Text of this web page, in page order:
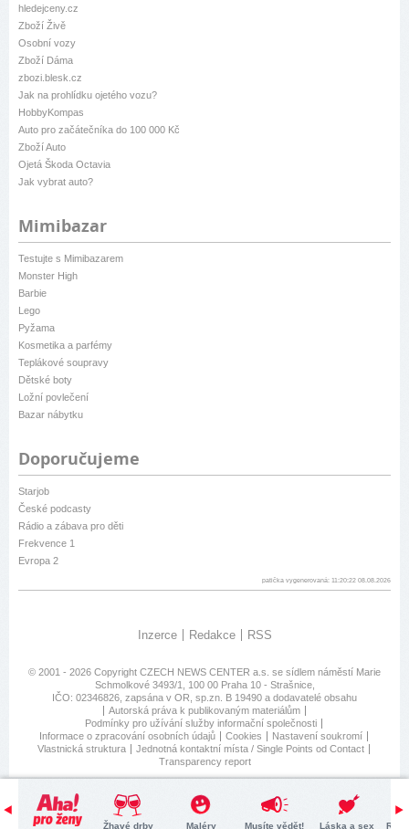
Žhavé drby Maléry Musíte vědět! Láska a sex
hledejceny.cz
Zboží Živě
Osobní vozy
Zboží Dáma
zbozi.blesk.cz
Jak na prohlídku ojetého vozu?
HobbyKompas
Auto pro začátečníka do 100 000 Kč
Zboží Auto
Ojetá Škoda Octavia
Jak vybrat auto?
Mimibazar
Testujte s Mimibazarem
Monster High
Barbie
Lego
Pyžama
Kosmetika a parfémy
Teplákové soupravy
Dětské boty
Ložní povlečení
Bazar nábytku
Doporučujeme
Starjob
České podcasty
Rádio a zábava pro děti
Frekvence 1
Evropa 2
patička vygenerovaná: 11:20:22 08.08.2026
Inzerce Redakce RSS
© 2001 - 2026 Copyright CZECH NEWS CENTER a.s. se sídlem náměstí Marie
Schmolkové 3493/1, 100 00 Praha 10 - Strašnice,
IČO: 02346826, zapsána v OR, sp.zn. B 19490 a dodavatelé obsahu
Autorská práva k publikovaným materiálům
Podmínky pro užívání služby informační společnosti
Informace o zpracování osobních údajů
Cookies
Nastavení soukromí
Vlastnická struktura
Jednotná kontaktní místa / Single Points od Contact
Transparency report